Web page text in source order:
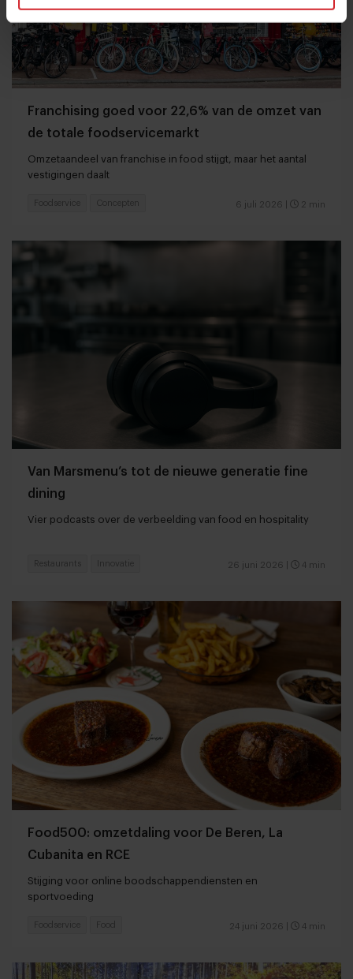
Franchising goed voor 22,6% van de omzet van
de totale foodservicemarkt
Omzetaandeel van franchise in food stijgt, maar het aantal
vestigingen daalt
6 juli 2026 2 min
Foodservice Concepten
Van Marsmenu’s tot de nieuwe generatie fine
dining
Vier podcasts over de verbeelding van food en hospitality
26 juni 2026 4 min
Restaurants Innovatie
Food500: omzetdaling voor De Beren, La
Cubanita en RCE
Stijging voor online boodschappendiensten en
sportvoeding
24 juni 2026 4 min
Foodservice Food